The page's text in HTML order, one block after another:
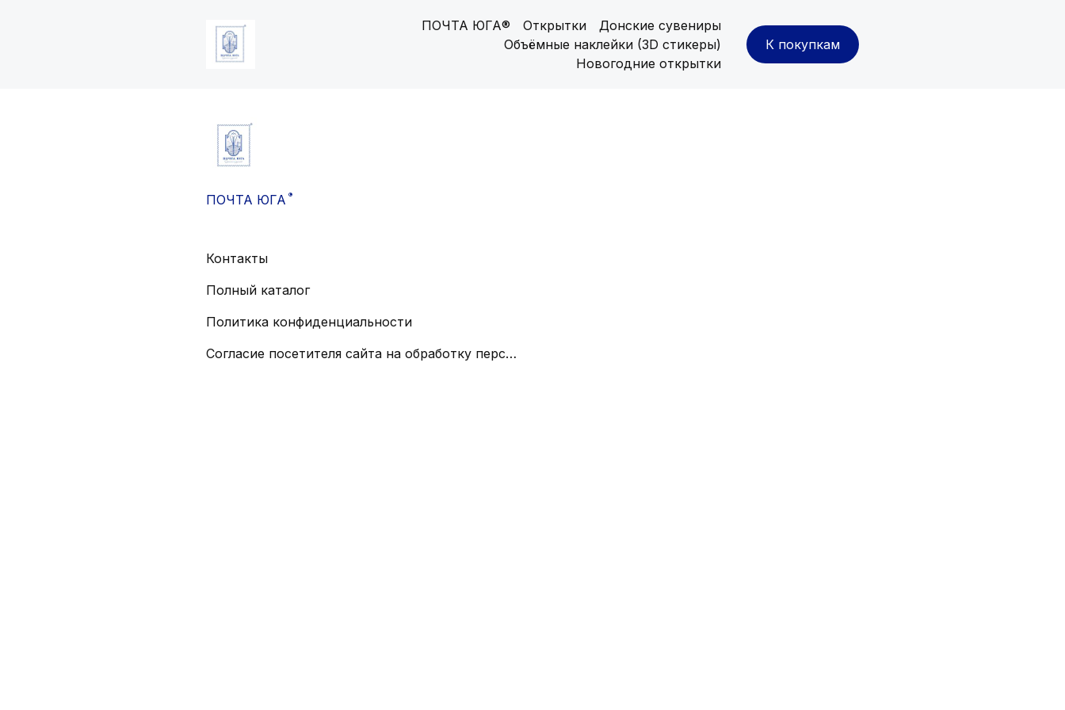
ПОЧТА ЮГА® Открытки
Донские сувениры
Объёмные наклейки (3D стикеры)
Новогодние открытки
К покупкам
ПОЧТА ЮГА ®
Контакты
Полный каталог
Политика конфиденциальности
Согласие посетителя сайта на обработку персональных данных